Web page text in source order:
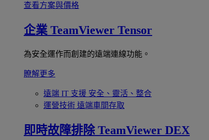
查看方案與價格
企業 TeamViewer Tensor
為安全運作而創建的遠端連線功能。
瞭解更多
遠端 IT 支援 安全、靈活、整合
運營技術 遠端車間存取
即時故障排除 TeamViewer DEX